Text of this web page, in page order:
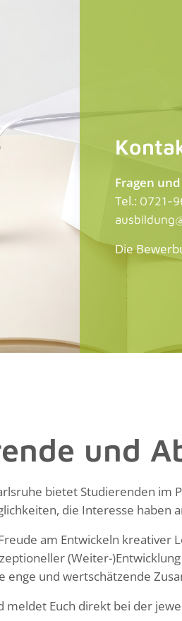
Fragen
Tel.: 0721-
Die
und
bietet Studierenden im
die Interesse haben
am Entwickeln kreativer
(Weiter-)Entwicklung
enge und wertschätzende
meldet Euch direkt bei der